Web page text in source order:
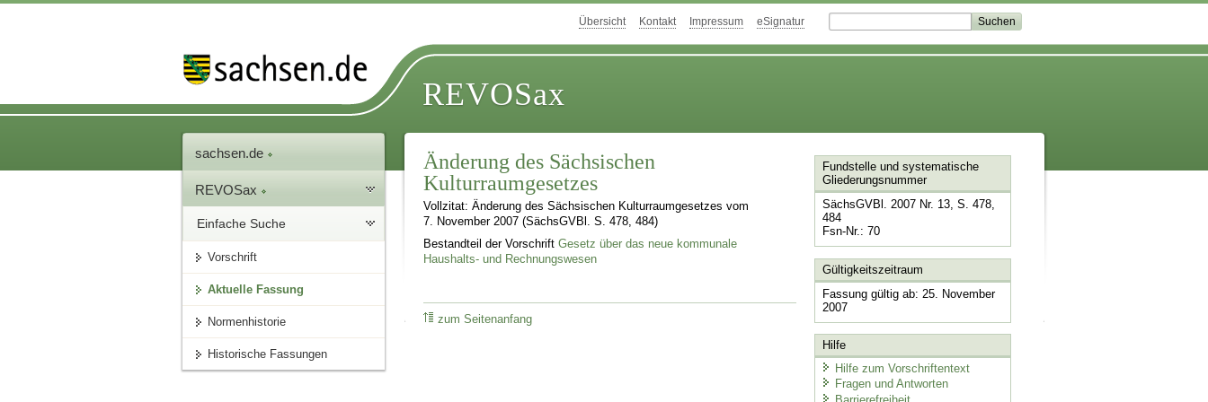
Übersicht Kontakt Impressum eSignatur
REVOSax
sachsen.de
REVOSax
Einfache Suche
Vorschrift
Aktuelle Fassung
Normenhistorie
Historische Fassungen
Änderung des Sächsischen
Kulturraumgesetzes
Vollzitat: Änderung des Sächsischen Kulturraumgesetzes vom
7. November 2007 (SächsGVBl. S. 478, 484)
Bestandteil der VorschriftGesetz über das neue kommunale
Haushalts- und Rechnungswesen
zum Seitenanfang
Fundstelle und systematische
Gliederungsnummer
SächsGVBl. 2007 Nr. 13, S. 478,
484
Fsn-Nr.: 70
Gültigkeitszeitraum
Fassung gültig ab: 25. November
2007
Hilfe
Hilfe zum Vorschriftentext
Fragen und Antworten